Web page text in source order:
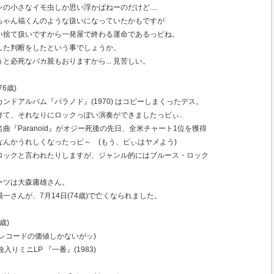
小さなイモ虫しか思い浮かばねーのだけど....
ん福くんのような扱いになっていたかもですが
て扱いですから一発屋で終わる運命であるっピね。
判断をしたという事でしょうか。
必死なバカ親もおりますから... 見苦しい。
歳)
ドアルバム『パラノド』(1970) はコピーしまくったデス。
、それなりにロックっぽい演奏ができましたっピぃ..
『Paranoid』がオジー死後の先日、全米チャート1位を獲得
んかうれしくなったっピ～ (もう、ピぃはヤメよう)
クと言われたりしますが、ジャンル的にはブルース・ロック
は大森庸雄さん。
さんが、7月14日(74歳)で亡くなられました。
)
コードの価値しかないがッ)
入りミニLP 『一番』(1983)